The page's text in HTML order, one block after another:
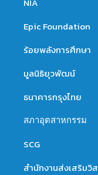
Epic Foundation
ร้อยพลังการศึกษา
มูลนิธิยุวพัฒน์
ธนาคารกรุงไทย
สภาอุตสาหกรรม
SCG
สำนักงานส่งเสริมวิ